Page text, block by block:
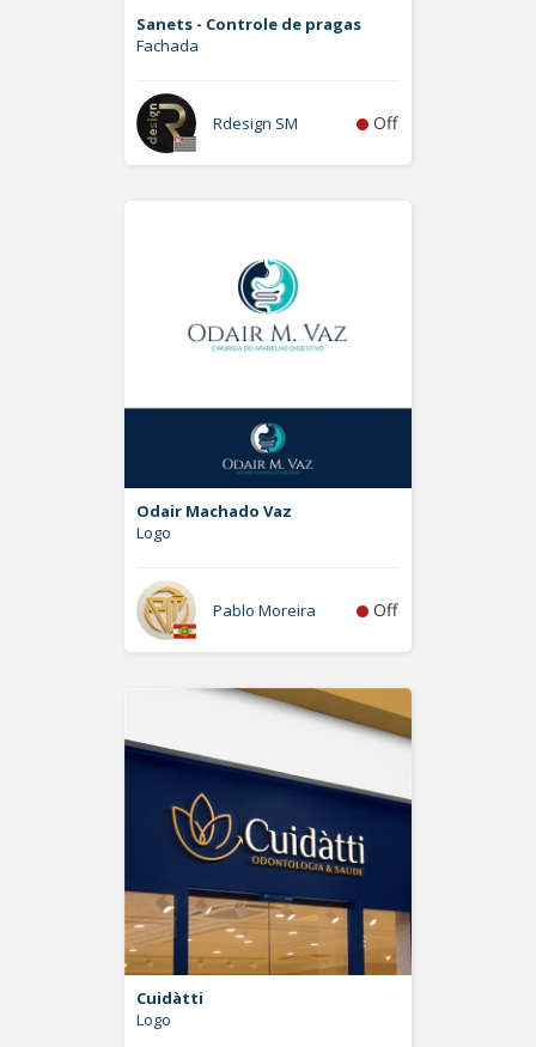
Sanets - Controle de pragas
Fachada
Rdesign SM Off
Odair Machado Vaz
Logo
Pablo Moreira Off
Cuidàtti
Logo